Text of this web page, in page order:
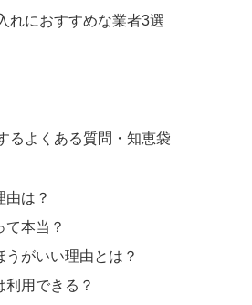
れにおすすめな業者3選
るよくある質問・知恵袋
由は？
本当？
がいい理由とは？
用できる？